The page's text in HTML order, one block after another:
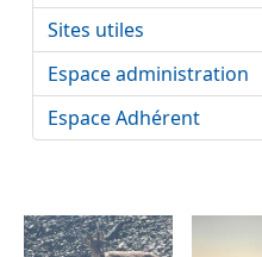
Sites utiles
Espace administration
Espace Adhérent